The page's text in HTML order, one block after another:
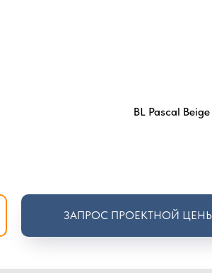
BL Pascal Beige
ЗАПРОС ПРОЕКТНОЙ